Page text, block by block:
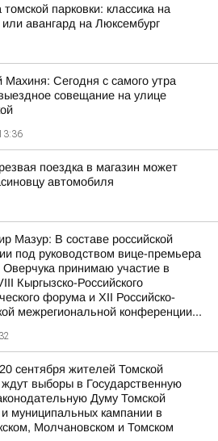
парковки: классика на
или авангард на Люксембург
Махиня: Сегодня с самого утра
совещание на улице
поездка в магазин может
автомобиля
Мазур: В составе российской
под руководством вице-премьера
Оверчука принимаю участие в
Кыргызско-Российского
форума и XII Российско-
межрегиональной конференции...
сентября жителей Томской
ждут выборы в Государственную
Думу Томской
и муниципальных кампании в
Молчановском и Томском